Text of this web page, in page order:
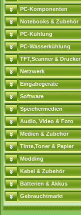
PC-Komponenten
Notebooks & Zubehör
PC-Kühlung
PC-Wasserkühlung
TFT,Scanner & Drucker
Netzwerk
Eingabegeräte
Software
Speichermedien
Audio, Video & Foto
Medien & Zubehör
Tinte,Toner & Papier
Modding
Kabel & Zubehör
Batterien & Akkus
Gebrauchtmarkt